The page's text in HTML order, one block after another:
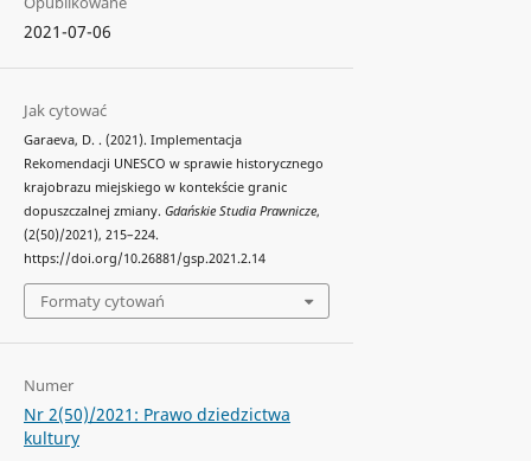
2021-07-06
Jak cytować
Garaeva, D. . (2021). Implementacja
Rekomendacji UNESCO w sprawie historycznego
krajobrazu miejskiego w kontekście granic
dopuszczalnej zmiany. Gdańskie Studia Prawnicze,
(2(50)/2021), 215–224.
https://doi.org/10.26881/gsp.2021.2.14
Formaty cytowań
Numer
Nr 2(50)/2021: Prawo dziedzictwa
kultury